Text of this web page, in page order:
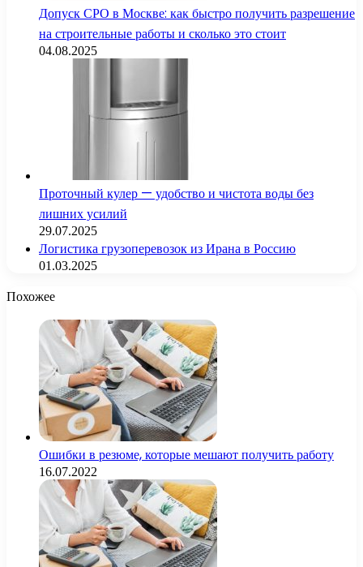
Допуск СРО в Москве: как быстро получить разрешение
на строительные работы и сколько это стоит
04.08.2025
Проточный кулер — удобство и чистота воды без
лишних усилий
29.07.2025
Логистика грузоперевозок из Ирана в Россию
01.03.2025
Похожее
Ошибки в резюме, которые мешают получить работу
16.07.2022